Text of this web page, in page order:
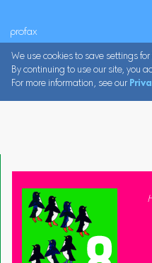
profax
We use cookies to save settings
By continuing to use our site, you
For more information, see our